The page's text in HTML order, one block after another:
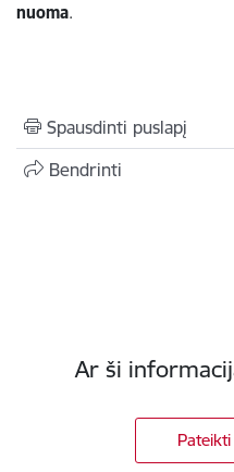
nuoma.
Spausdinti puslapį
Bendrinti
Ar ši